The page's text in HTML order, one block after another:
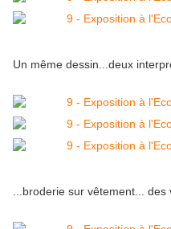
Un même dessin...deux
...broderie sur vêtement... des